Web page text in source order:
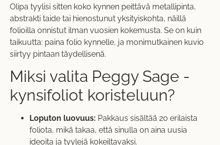
Olipa tyylisi sitten koko kynnen peittävä metallipinta,
abstrakti taide tai hienostunut yksityiskohta, näillä
folioilla onnistut ilman vuosien kokemusta. Se on kuin
taikuutta: paina folio kynnelle, ja monimutkainen kuvio
siirtyy pintaan täydellisenä.
Miksi valita Peggy Sage -
kynsifoliot koristeluun?
Loputon luovuus: Pakkaus sisältää 20 erilaista
foliota, mikä takaa, että sinulla on aina uusia
ideoita ja tyylejä kokeiltavaksi.